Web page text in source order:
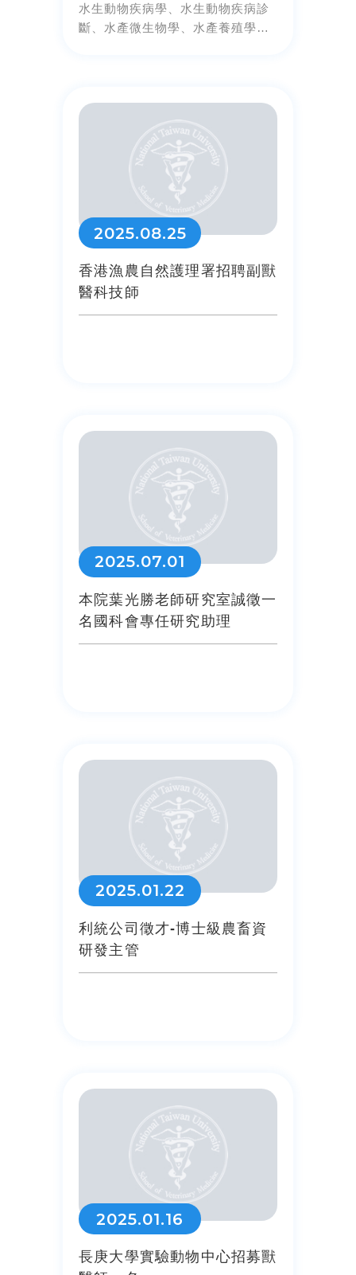
水生動物疾病學、水生動物疾病診
斷、水產微生物學、水產養殖學或
2025.08.25
香港漁農自然護理署招聘副獸
醫科技師
2025.07.01
本院葉光勝老師研究室誠徵一
名國科會專任研究助理
2025.01.22
利統公司徵才-博士級農畜資
研發主管
2025.01.16
長庚大學實驗動物中心招募獸